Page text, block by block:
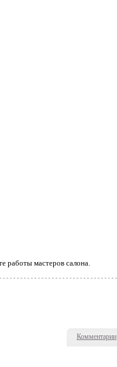
Комментарии
работы мастеров салона.